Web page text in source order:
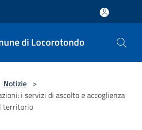
di Locorotondo
Notizie >
i servizi di ascolto e accoglienza
territorio